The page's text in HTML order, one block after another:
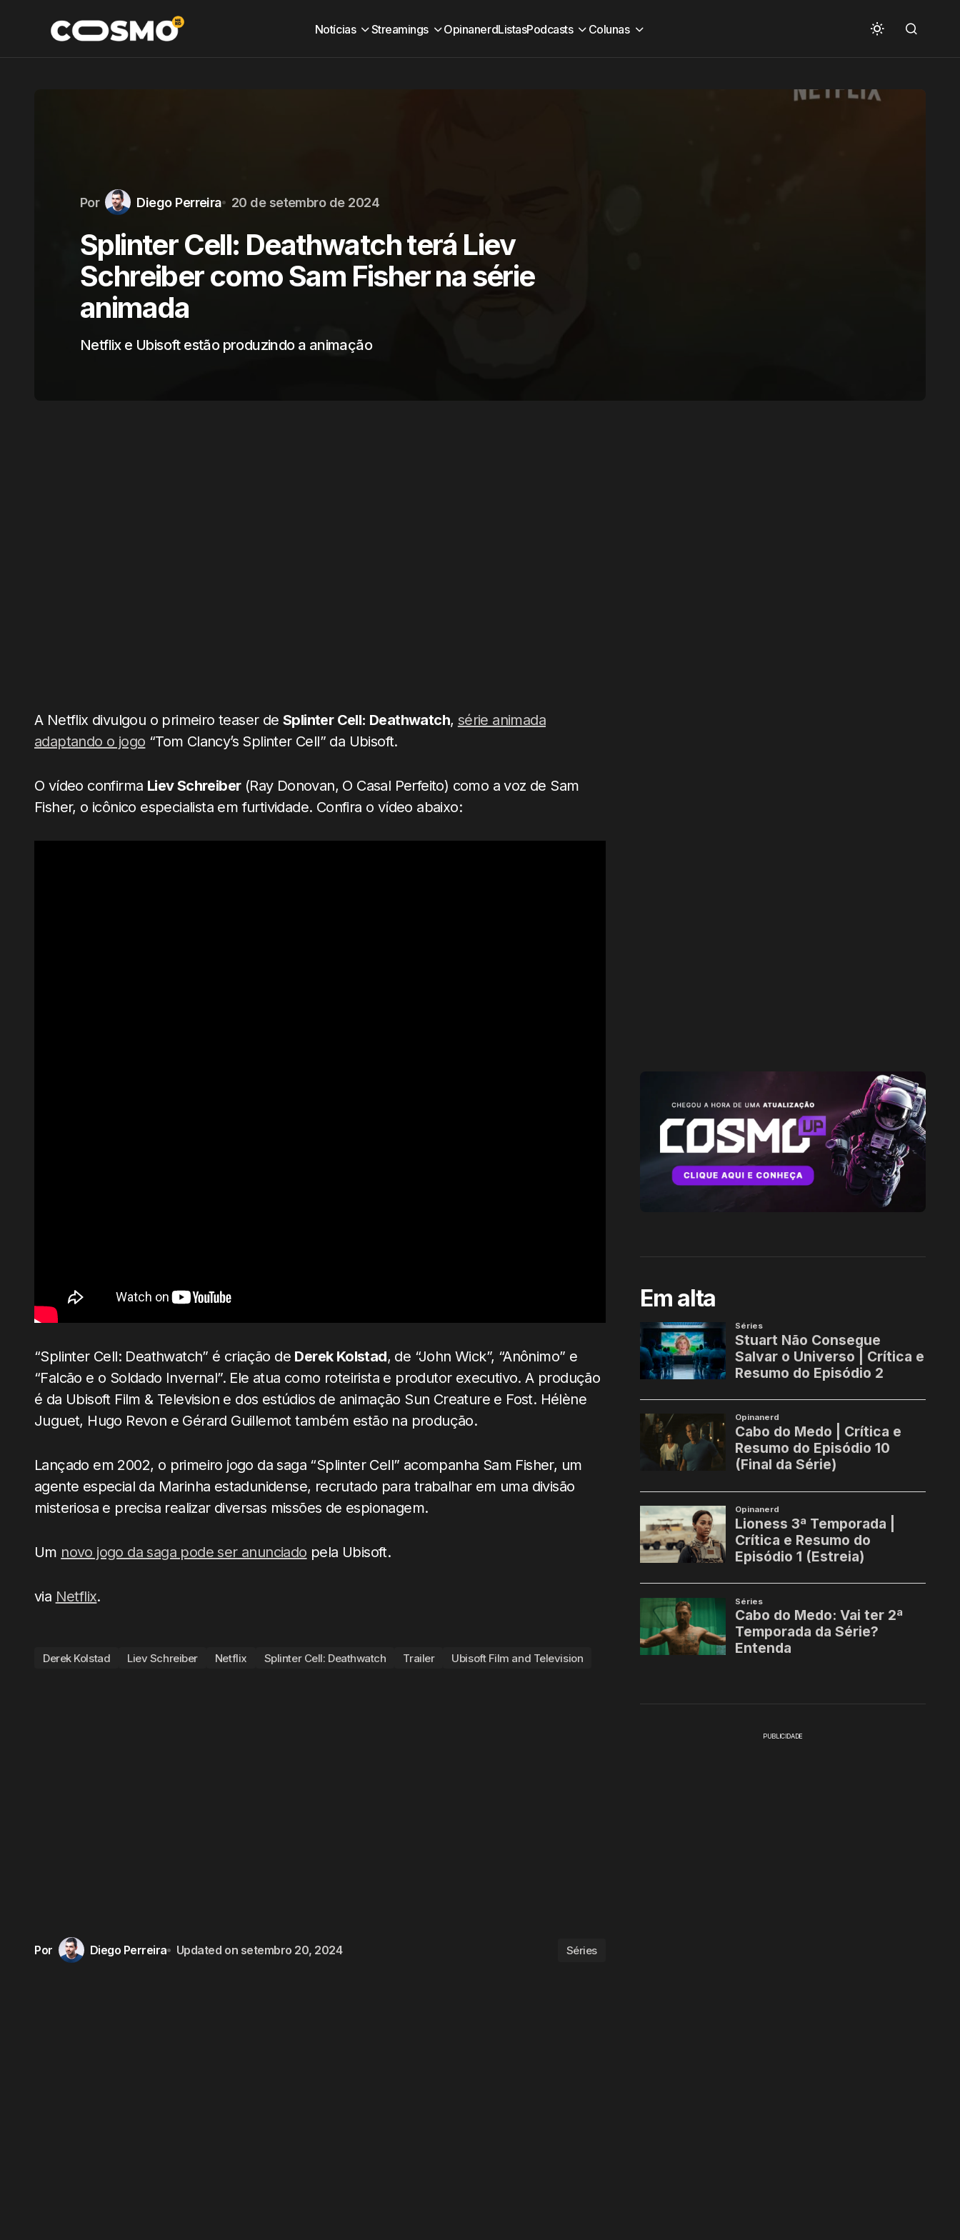
Notícias Streamings OpinanerdListasPodcasts Colunas
Por Diego Perreira 20 de setembro de 2024
Splinter Cell: Deathwatch terá Liev
Schreiber como Sam Fisher na série
animada
Netflix e Ubisoft estão produzindo a animação
A Netflix divulgou o primeiro teaser de Splinter Cell: Deathwatch, série animada
adaptando o jogo “Tom Clancy’s Splinter Cell” da Ubisoft.
O vídeo confirma Liev Schreiber(Ray Donovan, O Casal Perfeito) como a voz de Sam
Fisher, o icônico especialista em furtividade. Confira o vídeo abaixo:
“Splinter Cell: Deathwatch” é criação de Derek Kolstad, de “John Wick”, “Anônimo” e
“Falcão e o Soldado Invernal”. Ele atua como roteirista e produtor executivo. A produção
é da Ubisoft Film & Television e dos estúdios de animação Sun Creature e Fost. Hélène
Juguet, Hugo Revon e Gérard Guillemot também estão na produção.
Lançado em 2002, o primeiro jogo da saga “Splinter Cell” acompanha Sam Fisher, um
agente especial da Marinha estadunidense, recrutado para trabalhar em uma divisão
misteriosa e precisa realizar diversas missões de espionagem.
Um novo jogo da saga pode ser anunciado pela Ubisoft.
via Netflix.
Derek Kolstad Liev Schreiber Netflix Splinter Cell: Deathwatch Trailer Ubisoft Film and Television
Por Diego Perreira Updated on setembro 20, 2024 Séries
Em alta
PUBLICIDADE